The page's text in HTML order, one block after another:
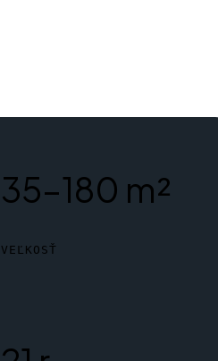
35–180 m²
VEĽKOSŤ